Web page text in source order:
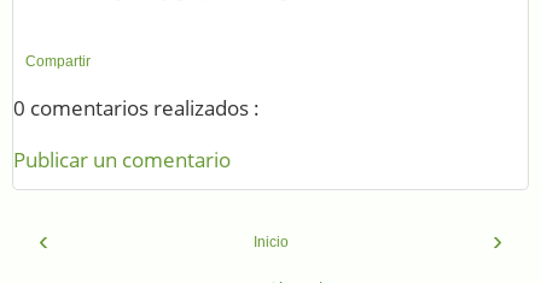
Compartir
0 comentarios realizados :
Publicar un comentario
‹ ›
Inicio